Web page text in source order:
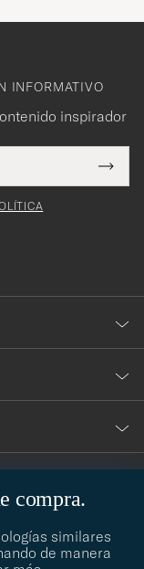
compra.
similares
de manera
INFORMATIVO
inspirador